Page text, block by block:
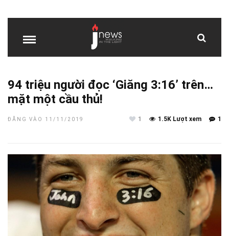
94 triệu người đọc ‘Giăng 3:16’ trên…
mặt một cầu thủ!
ĐĂNG VÀO 11/11/2019 1
1.5K Lượt xem
1